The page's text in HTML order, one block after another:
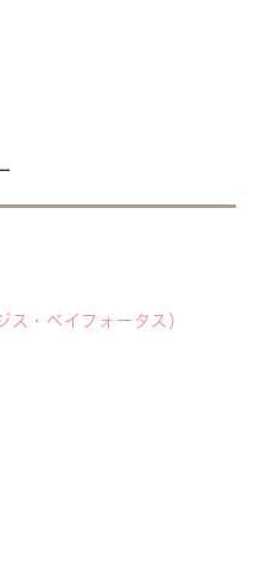
しん（はしか）対策事
ます】
子育て応援サイト「こ
院長監修の記事（こど
されました！
ス・ベイフォータス）